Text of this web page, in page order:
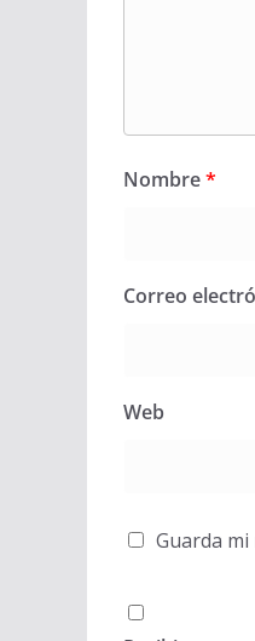
Nombre*
Correo
Web
Guarda